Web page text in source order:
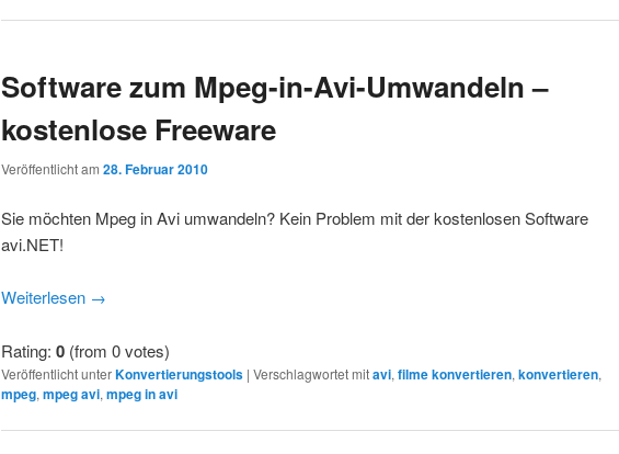
Software zum Mpeg-in-Avi-Umwandeln –
kostenlose Freeware
Veröffentlicht am 28. Februar 2010
Sie möchten Mpeg in Avi umwandeln? Kein Problem mit der kostenlosen Software
avi.NET!
Weiterlesen →
Rating: 0 (from 0 votes)
Veröffentlicht unterKonvertierungstools | Verschlagwortet mitavi, filme konvertieren, konvertieren,
mpeg, mpeg avi, mpeg in avi